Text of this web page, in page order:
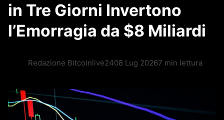
in Tre Giorni Invertono
l’Emorragia da $8 Miliardi
Redazione Bitcoinlive2408 Lug 20267 min lettura